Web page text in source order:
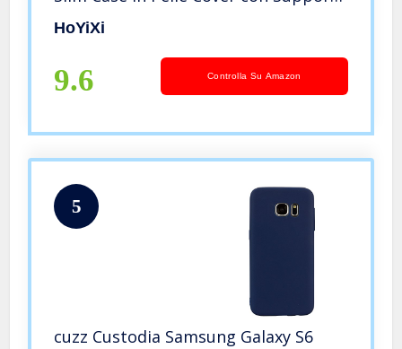
Custodia di Tablet per Samsung
(Notte Stellata)
HoYiXi
9.6 Controlla Su Amazon
5
cuzz Custodia Samsung Galaxy S6